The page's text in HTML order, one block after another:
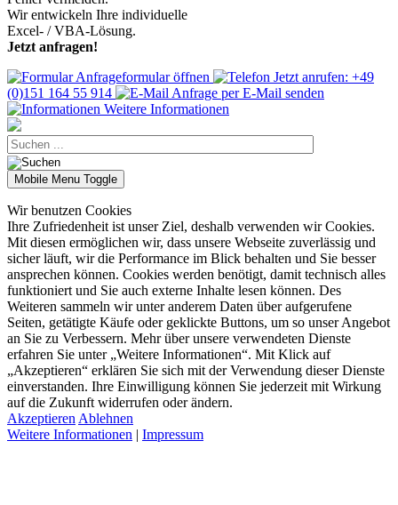
Wir entwickeln Ihre individuelle
Excel- / VBA-Lösung.
Jetzt anfragen!
Anfrageformular öffnen
Jetzt anrufen: +49
(0)151 164 55 914
Anfrage per E-Mail senden
Weitere Informationen
Mobile Menu Toggle
Wir benutzen Cookies
Ihre Zufriedenheit ist unser Ziel, deshalb verwenden wir Cookies.
Mit diesen ermöglichen wir, dass unsere Webseite zuverlässig und
sicher läuft, wir die Performance im Blick behalten und Sie besser
ansprechen können. Cookies werden benötigt, damit technisch alles
funktioniert und Sie auch externe Inhalte lesen können. Des
Weiteren sammeln wir unter anderem Daten über aufgerufene
Seiten, getätigte Käufe oder geklickte Buttons, um so unser Angebot
an Sie zu Verbessern. Mehr über unsere verwendeten Dienste
erfahren Sie unter „Weitere Informationen“. Mit Klick auf
„Akzeptieren“ erklären Sie sich mit der Verwendung dieser Dienste
einverstanden. Ihre Einwilligung können Sie jederzeit mit Wirkung
auf die Zukunft widerrufen oder ändern.
Akzeptieren Ablehnen
Weitere Informationen | Impressum